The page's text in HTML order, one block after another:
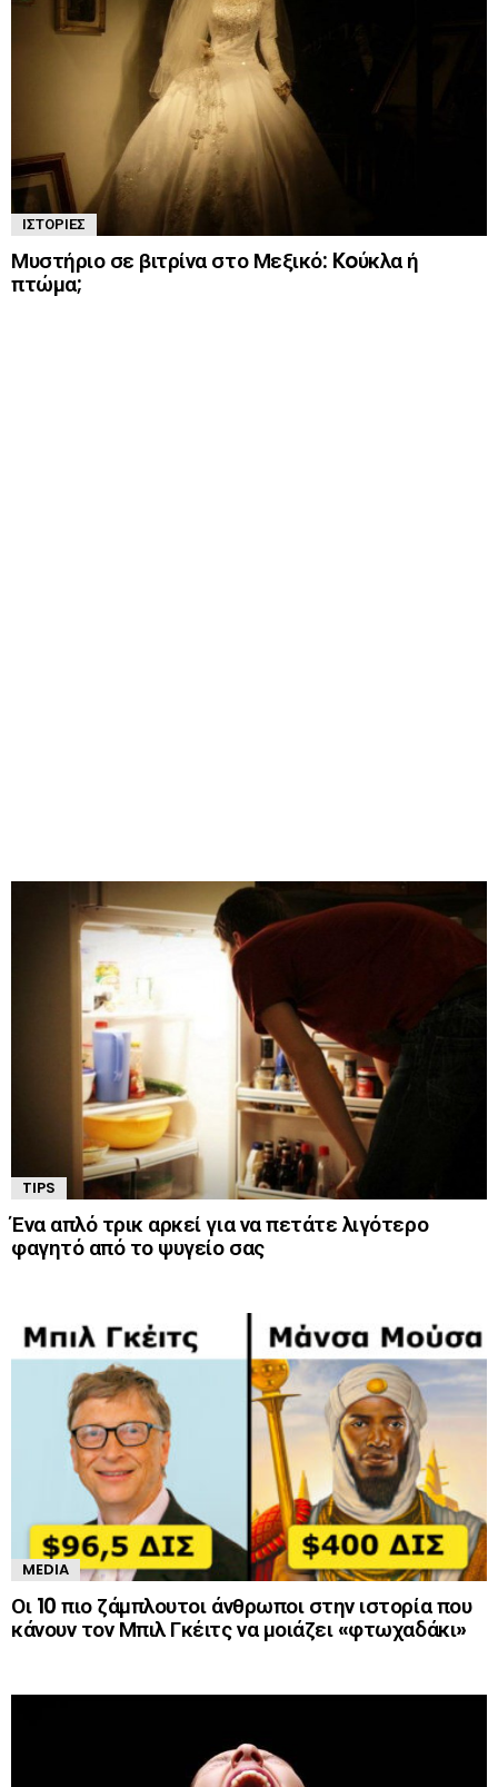
ΙΣΤΟΡΊΕΣ
Μυστήριο σε βιτρίνα στο Μεξικό: Koύκλα ή
πτώμα;
TIPS
Ένα απλό τρικ αρκεί για να πετάτε λιγότερο
φαγητό από το ψυγείο σας
MEDIA
Οι 10 πιο ζάμπλουτοι άνθρωποι στην ιστορία που
κάνουν τον Μπιλ Γκέιτς να μοιάζει «φτωχαδάκι»